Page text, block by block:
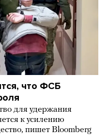
что ФСБ
для удержания
к усилению
пишет Bloomberg